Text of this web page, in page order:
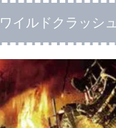
ワイルドクラッシュ